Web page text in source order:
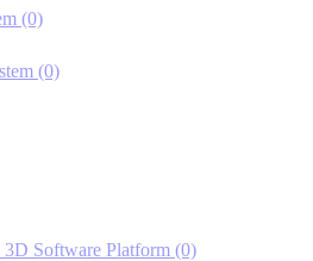
(0)
(0)
Software Platform (0)